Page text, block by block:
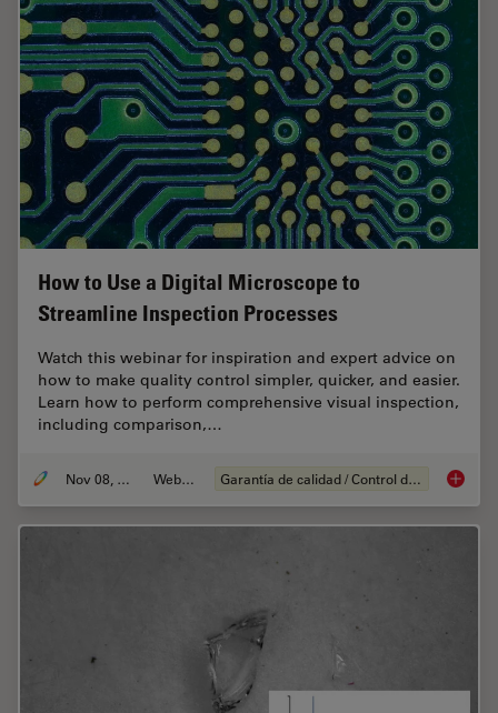
How to Use a Digital Microscope to
Streamline Inspection Processes
Watch this webinar for inspiration and expert advice on
how to make quality control simpler, quicker, and easier.
Learn how to perform comprehensive visual inspection,
including comparison,…
Nov 08, 2021 Webinar Garantía de calidad / Control de calidad How to